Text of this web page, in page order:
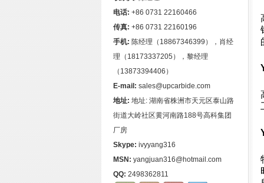
电话: +86 0731 22160466
传真: +86 0731 22160196
手机: 陈经理（18867346399），肖经
理（18173337205），黎经理
（13873394406）
E-mail: sales@upcarbide.com
地址: 地址: 湖南省株洲市天元区泰山路
街道大岭社区黄河南路188号高科集团
厂房
Skype: ivyyang316
MSN: yangjuan316@hotmail.com
QQ: 2498362811